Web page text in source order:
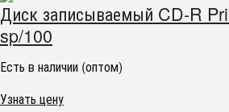
Диск записываемый CD-R
sp/100
Есть в наличии (оптом)
Узнать цену